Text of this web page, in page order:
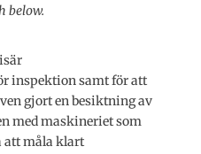
below.
inspektion samt för att
gjort en besiktning av
med maskineriet som
att måla klart